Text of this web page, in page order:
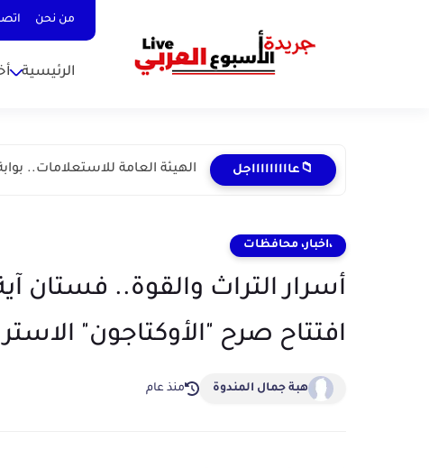
من نحن
الرئيسية
📁عاااااااااجل الهيئة العامة للاستعلامات..
،اخبار، محافظات
أسرار التراث والقوة.. فستان
افتتاح صرح "الأوكتاجون"
هبة جمال المندوة منذ عام